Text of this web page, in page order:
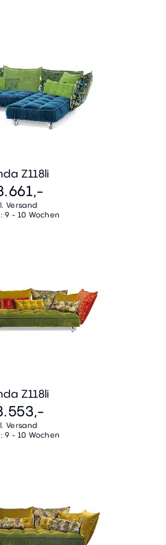
Z118li
Versand
9 - 10 Wochen
Z118li
Versand
9 - 10 Wochen